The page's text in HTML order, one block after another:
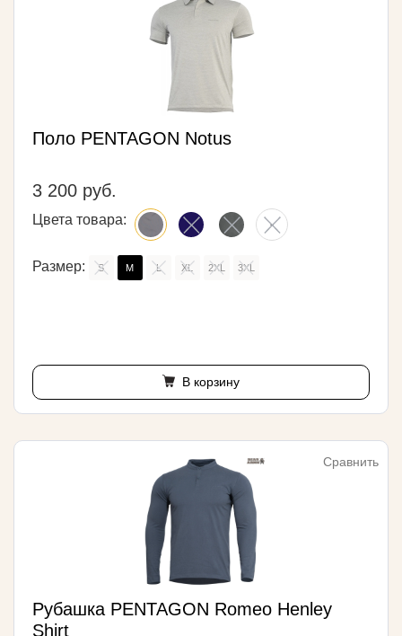
Поло PENTAGON Notus
3 200 руб.
Цвета товара:
Размер: S M L XL 2XL 3XL
В корзину
Сравнить
Рубашка PENTAGON Romeo Henley
Shirt